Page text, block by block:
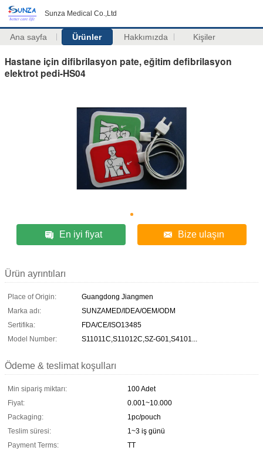
Sunza Medical Co.,Ltd
Ana sayfa Ürünler Hakkımızda Kişiler
Hastane için difibrilasyon pate, eğitim defibrilasyon
elektrot pedi-HS04
En iyi fiyat Bize ulaşın
Ürün ayrıntıları
Place of Origin:
Guangdong Jiangmen
Marka adı:
SUNZAMED/IDEA/OEM/ODM
Sertifika:
FDA/CE/ISO13485
Model Number:
S11011C,S11012C,SZ-G01,S4101...
Ödeme & teslimat koşulları
Min sipariş miktarı:
100 Adet
Fiyat:
0.001~10.000
Packaging:
1pc/pouch
Teslim süresi:
1~3 iş günü
Payment Terms:
TT